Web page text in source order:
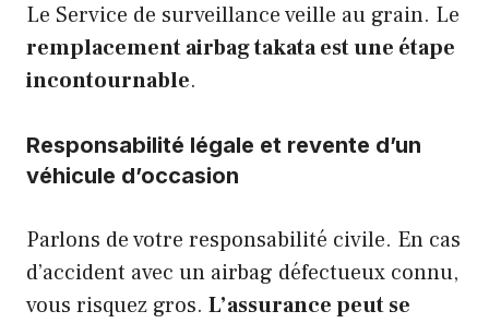
Le Service de surveillance veille au grain. Le
remplacement airbag takata est une étape
incontournable.
Responsabilité légale et revente d’un
véhicule d’occasion
Parlons de votre responsabilité civile. En cas
d’accident avec un airbag défectueux connu,
vous risquez gros. L’assurance peut se